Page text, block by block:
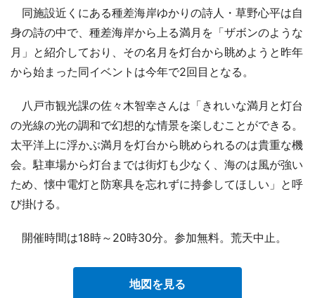
同施設近くにある種差海岸ゆかりの詩人・草野心平は自
身の詩の中で、種差海岸から上る満月を「ザボンのような
月」と紹介しており、その名月を灯台から眺めようと昨年
から始まった同イベントは今年で2回目となる。
八戸市観光課の佐々木智幸さんは「きれいな満月と灯台
の光線の光の調和で幻想的な情景を楽しむことができる。
太平洋上に浮かぶ満月を灯台から眺められるのは貴重な機
会。駐車場から灯台までは街灯も少なく、海のは風が強い
ため、懐中電灯と防寒具を忘れずに持参してほしい」と呼
び掛ける。
開催時間は18時～20時30分。参加無料。荒天中止。
地図を見る